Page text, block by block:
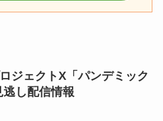
ジェクトX「パンデミック
し配信情報